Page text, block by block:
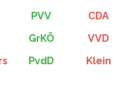
PVV
CDA
GrKÖ
VVD
PvdD
Klein